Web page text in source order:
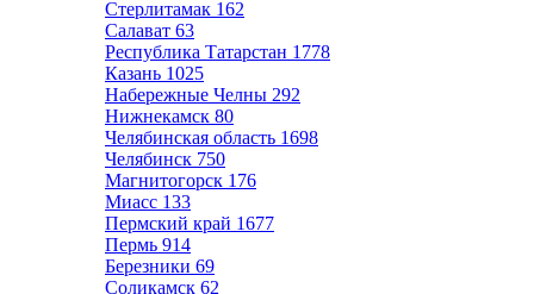
Стерлитамак 162
Салават 63
Республика Татарстан 1778
Казань 1025
Набережные Челны 292
Нижнекамск 80
Челябинская область 1698
Челябинск 750
Магнитогорск 176
Миасс 133
Пермский край 1677
Пермь 914
Березники 69
Соликамск 62